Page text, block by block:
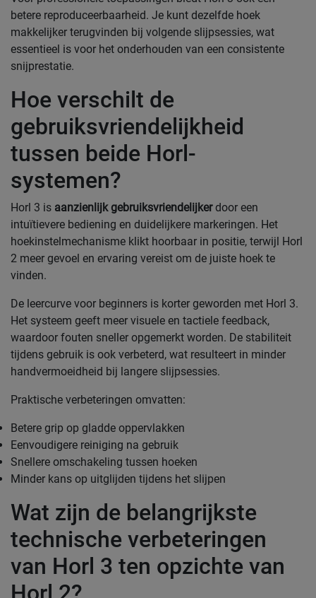
betere reproduceerbaarheid. Je kunt dezelfde hoek
makkelijker terugvinden bij volgende slijpsessies, wat
essentieel is voor het onderhouden van een consistente
snijprestatie.
Hoe verschilt de
gebruiksvriendelijkheid
tussen beide Horl-
systemen?
Horl 3 is aanzienlijk gebruiksvriendelijkerdoor een
intuïtievere bediening en duidelijkere markeringen. Het
hoekinstelmechanisme klikt hoorbaar in positie, terwijl Horl
2 meer gevoel en ervaring vereist om de juiste hoek te
vinden.
De leercurve voor beginners is korter geworden met Horl 3.
Het systeem geeft meer visuele en tactiele feedback,
waardoor fouten sneller opgemerkt worden. De stabiliteit
tijdens gebruik is ook verbeterd, wat resulteert in minder
handvermoeidheid bij langere slijpsessies.
Praktische verbeteringen omvatten:
Betere grip op gladde oppervlakken
Eenvoudigere reiniging na gebruik
Snellere omschakeling tussen hoeken
Minder kans op uitglijden tijdens het slijpen
Wat zijn de belangrijkste
technische verbeteringen
van Horl 3 ten opzichte van